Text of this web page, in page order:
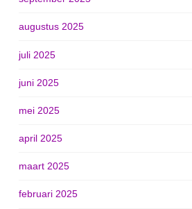
augustus 2025
juli 2025
juni 2025
mei 2025
april 2025
maart 2025
februari 2025